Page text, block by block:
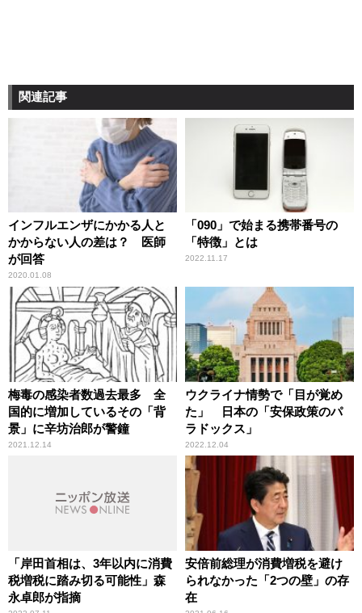
関連記事
インフルエンザにかかる人と
かからない人の差は？ 医師
が回答
2020.01.08
「090」で始まる携帯番号の
「特徴」とは
2022.11.17
梅毒の感染者数過去最多 全
国的に増加しているその「背
景」に辛坊治郎が警鐘
2021.12.14
ウクライナ情勢で「目が覚め
た」 日本の「安保政策のパ
ラドックス」
2022.12.04
「岸田首相は、3年以内に消費
税増税に踏み切る可能性」森
永卓郎が指摘
安倍前総理が消費増税を避け
られなかった「2つの壁」の存
在